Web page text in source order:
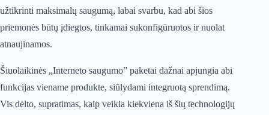
užtikrinti maksimalų saugumą, labai svarbu, kad abi šios
priemonės būtų įdiegtos, tinkamai sukonfigūruotos ir nuolat
atnaujinamos.
Šiuolaikinės „Interneto saugumo” paketai dažnai apjungia abi
funkcijas viename produkte, siūlydami integruotą sprendimą.
Vis dėlto, supratimas, kaip veikia kiekviena iš šių technologijų